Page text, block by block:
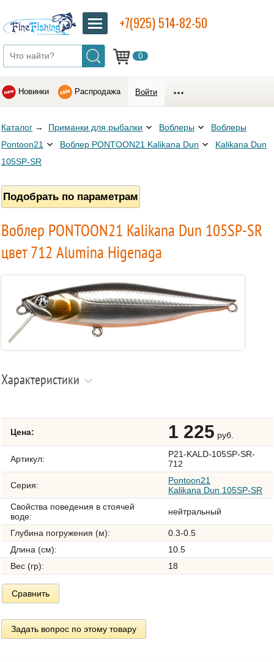
0
+7(925) 514-82-50
Новинки Распродажа Войти
Каталог → Приманки для рыбалки Воблеры
Воблеры
Pontoon21
Воблер PONTOON21 Kalikana Dun
Kalikana Dun
105SP-SR
Подобрать по параметрам
Воблер PONTOON21 Kalikana Dun 105SP-SR
цвет 712 Alumina Higenaga
Характеристики
Цена: 1 225 руб.
Артикул:
P21-KALD-105SP-SR-
712
Серия:
Pontoon21
Kalikana Dun 105SP-SR
Свойства поведения в стоячей
воде:
нейтральный
Глубина погружения (м):
0.3-0.5
Длина (см):
10.5
Вес (гр):
18
Сравнить
Задать вопрос по этому товару